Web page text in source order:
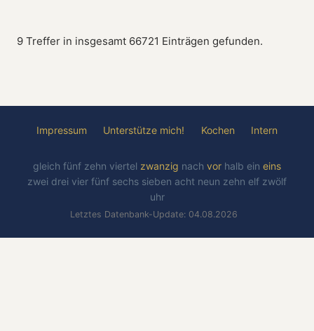
9 Treffer in insgesamt 66721 Einträgen gefunden.
Impressum Unterstütze mich! Kochen Intern
gleich fünf zehn viertel zwanzig nach vor halb ein eins
zwei drei vier fünf sechs sieben acht neun zehn elf zwölf
uhr
Letztes Datenbank-Update: 04.08.2026